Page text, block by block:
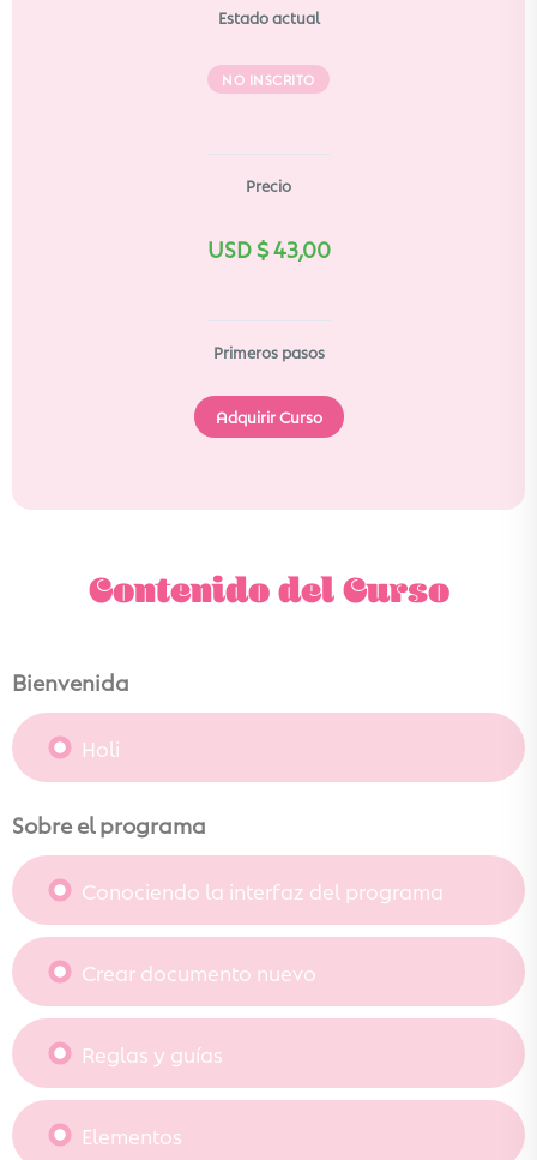
Estado actual
NO INSCRITO
Precio
USD $43,00
Primeros pasos
Adquirir Curso
Contenido del Curso
Bienvenida
Holi
Sobre el programa
Conociendo la interfaz del programa
Crear documento nuevo
Reglas y guías
Elementos